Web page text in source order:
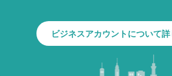
ビジネスアカウントについて